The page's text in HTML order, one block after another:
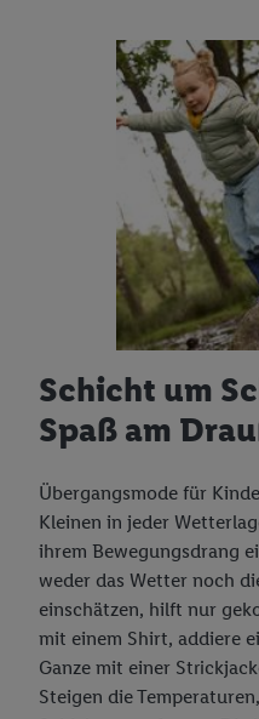
Schicht um
Spaß am
Übergangsmode für
Kleinen in jeder
ihrem Bewegungsdrang
weder das Wetter noch
einschätzen, hilft nur
mit einem Shirt, addiere
Ganze mit einer
Steigen die